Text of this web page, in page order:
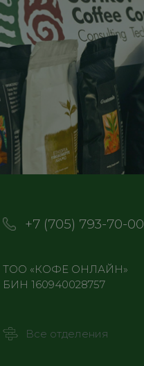
+7 (705) 793-70-00
ТОО «КОФЕ ОНЛАЙН»
БИН 160940028757
Все отделения